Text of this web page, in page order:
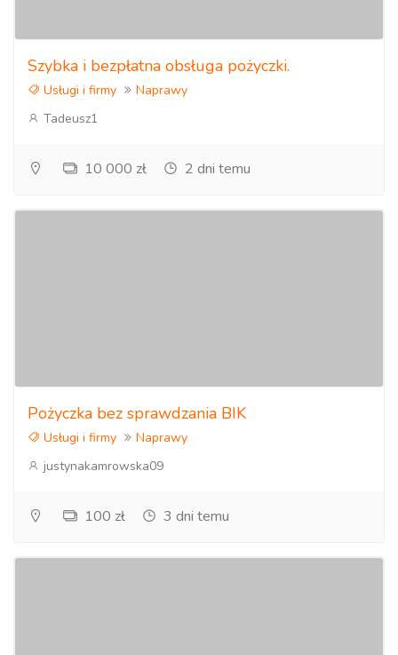
Szybka i bezpłatna obsługa pożyczki.
Usługi i firmy
Naprawy
Tadeusz1
10 000 zł 2 dni temu
Pożyczka bez sprawdzania BIK
Usługi i firmy
Naprawy
justynakamrowska09
100 zł 3 dni temu